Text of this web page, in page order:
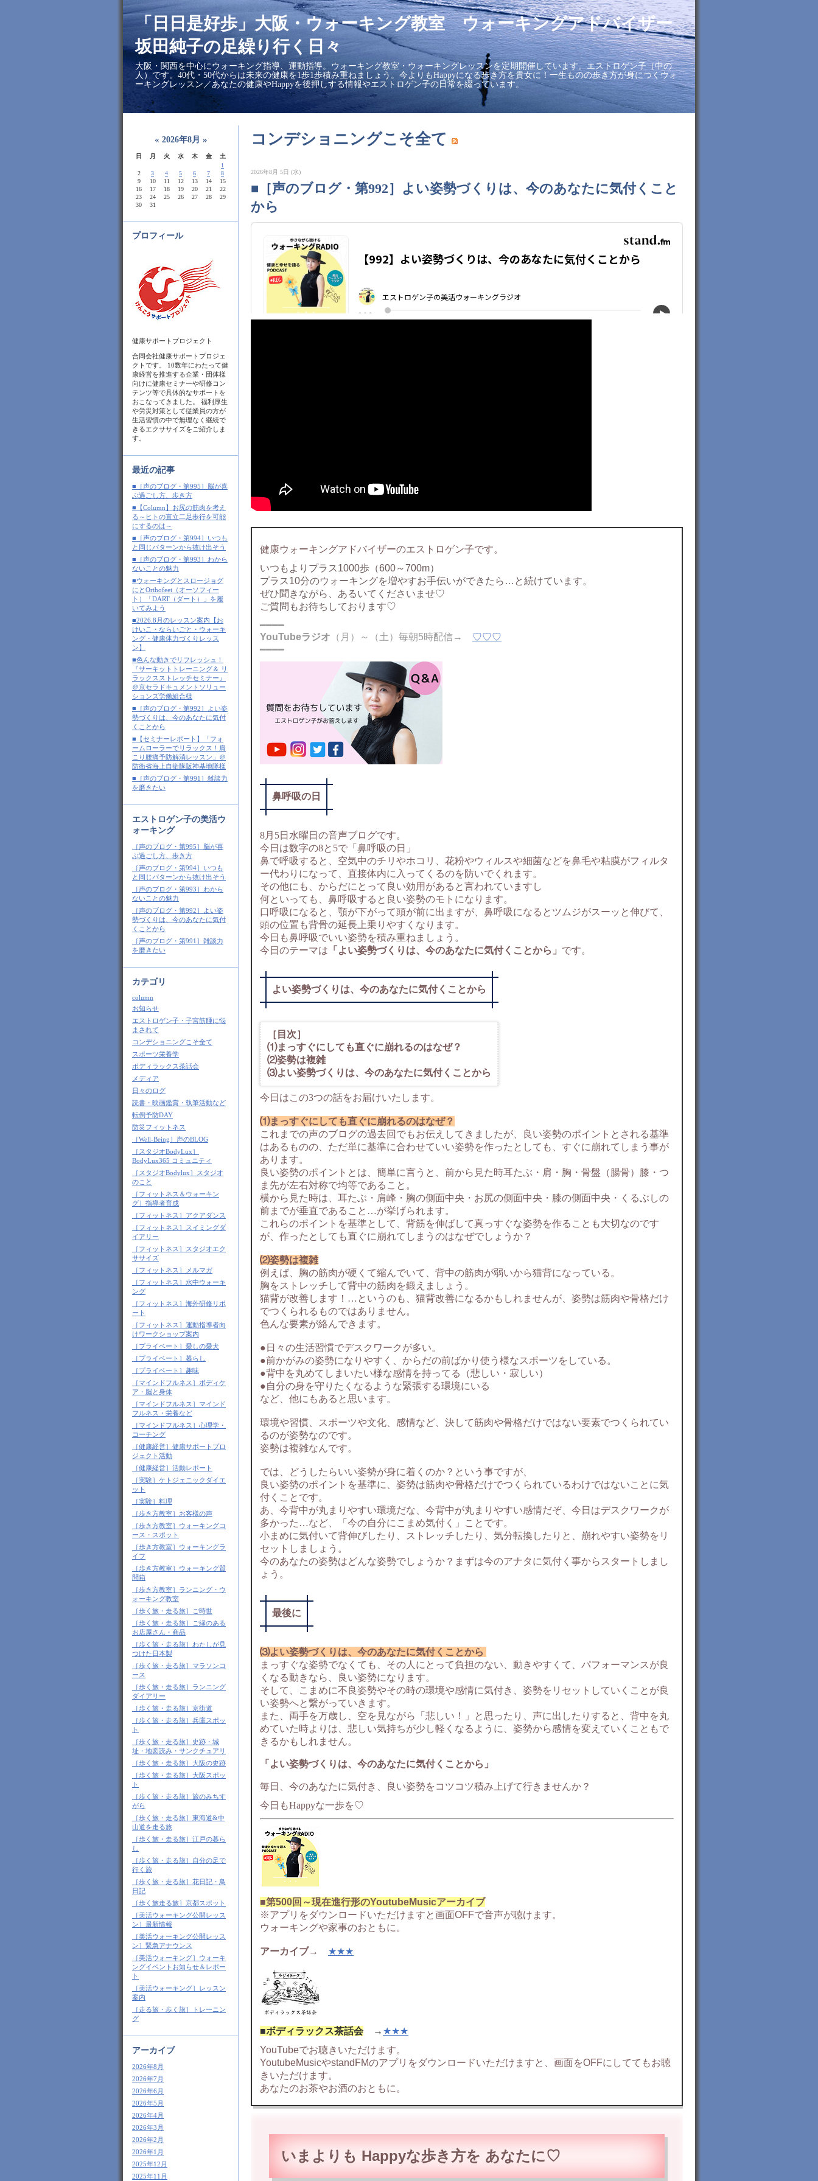
「日日是好歩」大阪・ウォーキング教室 ウォーキングアドバイザー
坂田純子の足繰り行く日々
大阪・関西を中心にウォーキング指導、運動指導。ウォーキング教室・ウォーキングレッスンを定期開催しています。エストロゲン子（中の
人）です。40代・50代からは未来の健康を1歩1歩積み重ねましょう。今よりもHappyになる歩き方を貴女に！一生ものの歩き方が身につくウォ
ーキングレッスン／あなたの健康やHappyを後押しする情報やエストロゲン子の日常を綴っています。
« 2026年8月 »
日 月 火 水 木 金
土
1
2
3 4 5 6 7
8
9
10 11 12 13 14
15
16
17 18 19 20 21
22
23
24 25 26 27 28
29
30
31
プロフィール
健康サポートプロジェクト
合同会社健康サポートプロジェ
クトです。 10数年にわたって健
康経営を推進する企業・団体様
向けに健康セミナーや研修コン
テンツ等で具体的なサポートを
おこなってきました。 福利厚生
や労災対策として従業員の方が
生活習慣の中で無理なく継続で
きるエクササイズをご紹介しま
す。
最近の記事
■［声のブログ・第995］脳が喜
ぶ過ごし方、歩き方
■【Column】お尻の筋肉を考え
る～ヒトの直立二足歩行を可能
にするのは～
■［声のブログ・第994］いつも
と同じパターンから抜け出そう
■［声のブログ・第993］わから
ないことの魅力
■ウォーキングとスロージョグ
にとOrthofeet（オーソフィー
ト）「DART（ダート）」を履
いてみよう
■2026.8月のレッスン案内【お
けいこ・ならいごと・ウォーキ
ング・健康体力づくりレッス
ン】
■色んな動きでリフレッシュ！
『サーキットトレーニング＆ リ
ラックスストレッチセミナー』
＠京セラドキュメントソリュー
ションズ労働組合様
■［声のブログ・第992］よい姿
勢づくりは、今のあなたに気付
くことから
■【セミナーレポート】「フォ
ームローラーでリラックス！肩
こり腰痛予防解消レッスン」＠
防衛省海上自衛隊阪神基地隊様
■［声のブログ・第991］雑談力
を磨きたい
エストロゲン子の美活ウ
ォーキング
［声のブログ・第995］脳が喜
ぶ過ごし方、歩き方
［声のブログ・第994］いつも
と同じパターンから抜け出そう
［声のブログ・第993］わから
ないことの魅力
［声のブログ・第992］よい姿
勢づくりは、今のあなたに気付
くことから
［声のブログ・第991］雑談力
を磨きたい
カテゴリ
column
お知らせ
エストロゲン子・子宮筋腫に悩
まされて
コンデショニングこそ全て
スポーツ栄養学
ボディラックス茶話会
メディア
日々のログ
読書・映画鑑賞・執筆活動など
転倒予防DAY
防災フィットネス
［Well-Being］声のBLOG
［スタジオBodyLux］
BodyLux365 コミュニティ
［スタジオBodylux］スタジオ
のこと
［フィットネス＆ウォーキン
グ］指導者育成
［フィットネス］アクアダンス
［フィットネス］スイミングダ
イアリー
［フィットネス］スタジオエク
ササイズ
［フィットネス］メルマガ
［フィットネス］水中ウォーキ
ング
［フィットネス］海外研修リポ
ート
［フィットネス］運動指導者向
けワークショップ案内
［プライベート］愛しの愛犬
［プライベート］暮らし
［プライベート］趣味
［マインドフルネス］ボディケ
ア・脳と身体
［マインドフルネス］マインド
フルネス・栄養など
［マインドフルネス］心理学・
コーチング
［健康経営］健康サポートプロ
ジェクト活動
［健康経営］活動レポート
［実験］ケトジェニックダイエ
ット
［実験］料理
［歩き方教室］お客様の声
［歩き方教室］ウォーキングコ
ース・スポット
［歩き方教室］ウォーキングラ
イフ
［歩き方教室］ウォーキング質
問箱
［歩き方教室］ランニング・ウ
ォーキング教室
［歩く旅・走る旅］ご時世
［歩く旅・走る旅］ご縁のある
お店屋さん・商品
［歩く旅・走る旅］わたしが見
つけた日本製
［歩く旅・走る旅］マラソンコ
ース
［歩く旅・走る旅］ランニング
ダイアリー
［歩く旅・走る旅］京街道
［歩く旅・走る旅］兵庫スポッ
ト
［歩く旅・走る旅］史跡・城
址・地図読み・サンクチュアリ
［歩く旅・走る旅］大阪の史跡
［歩く旅・走る旅］大阪スポッ
ト
［歩く旅・走る旅］旅のみちす
がら
［歩く旅・走る旅］東海道&中
山道を走る旅
［歩く旅・走る旅］江戸の暮ら
し
［歩く旅・走る旅］自分の足で
行く旅
［歩く旅・走る旅］花日記・鳥
日記
［歩く旅走る旅］京都スポット
［美活ウォーキング公開レッス
ン］最新情報
［美活ウォーキング公開レッス
ン］緊急アナウンス
［美活ウォーキング］ウォーキ
ングイベントお知らせ＆レポー
ト
［美活ウォーキング］レッスン
案内
［走る旅・歩く旅］トレーニン
グ
アーカイブ
2026年8月
2026年7月
2026年6月
2026年5月
2026年4月
2026年3月
2026年2月
2026年1月
2025年12月
2025年11月
コンデショニングこそ全て
2026年8月 5日 (水)
■［声のブログ・第992］よい姿勢づくりは、今のあなたに気付くこと
から
健康ウォーキングアドバイザーのエストロゲン子です。
いつもよりプラス1000歩（600～700m）
プラス10分のウォーキングを増やすお手伝いができたら…と続けています。
ぜひ聞きながら、あるいてくださいませ♡
ご質問もお待ちしております♡
━━━━
YouTubeラジオ （月）～（土）毎朝5時配信→ ♡♡♡
━━━━
鼻呼吸の日
8月5日水曜日の音声ブログです。
今日は数字の8と5で「鼻呼吸の日」
鼻で呼吸すると、空気中のチリやホコリ、花粉やウィルスや細菌などを鼻毛や粘膜がフィルタ
ー代わりになって、直接体内に入ってくるのを防いでくれます。
その他にも、からだにとって良い効用があると言われていますし
何といっても、鼻呼吸すると良い姿勢のモトになります。
口呼吸になると、顎が下がって頭が前に出ますが、鼻呼吸になるとツムジがスーッと伸びて、
頭の位置も背骨の延長上乗りやすくなります。
今日も鼻呼吸でいい姿勢を積み重ねましょう。
今日のテーマは 「よい姿勢づくりは、今のあなたに気付くことから」 です。
よい姿勢づくりは、今のあなたに気付くことから
［目次］
⑴まっすぐにしても直ぐに崩れるのはなぜ？
⑵姿勢は複雑
⑶よい姿勢づくりは、今のあなたに気付くことから
今日はこの3つの話をお届けいたします。
⑴まっすぐにしても直ぐに崩れるのはなぜ？
これまでの声のブログの過去回でもお伝えしてきましたが、良い姿勢のポイントとされる基準
はあるものの、ただ単に基準に合わせていい姿勢を作ったとしても、すぐに崩れてしまう事が
あります。
良い姿勢のポイントとは、簡単に言うと、前から見た時耳たぶ・肩・胸・骨盤（腸骨）膝・つ
ま先が左右対称で均等であること。
横から見た時は、耳たぶ・肩峰・胸の側面中央・お尻の側面中央・膝の側面中央・くるぶしの
前までが垂直であること…が挙げられます。
これらのポイントを基準として、背筋を伸ばして真っすぐな姿勢を作ることも大切なのです
が、作ったとしても直ぐに崩れてしまうのはなぜでしょうか？
⑵姿勢は複雑
例えば、胸の筋肉が硬くて縮んでいて、背中の筋肉が弱いから猫背になっている。
胸をストレッチして背中の筋肉を鍛えましょう。
猫背が改善します！…というのも、猫背改善になるかもしれませんが、姿勢は筋肉や骨格だけ
でつくられるものではありません。
色んな要素が絡んできます。
●日々の生活習慣でデスクワークが多い。
●前かがみの姿勢になりやすく、からだの前ばかり使う様なスポーツをしている。
●背中を丸めてしまいたい様な感情を持ってる（悲しい・寂しい）
●自分の身を守りたくなるような緊張する環境にいる
など、他にもあると思います。
環境や習慣、スポーツや文化、感情など、決して筋肉や骨格だけではない要素でつくられてい
るのが姿勢なのです。
姿勢は複雑なんです。
では、どうしたらいい姿勢が身に着くのか？という事ですが、
良い姿勢のポイントを基準に、姿勢は筋肉や骨格だけでつくられているわけではないことに気
付くことです。
あ、今背中が丸まりやすい環境だな、今背中が丸まりやすい感情だぞ、今日はデスクワークが
多かった…など、「今の自分にこまめ気付く」ことです。
小まめに気付いて背伸びしたり、ストレッチしたり、気分転換したりと、崩れやすい姿勢をリ
セットしましょう。
今のあなたの姿勢はどんな姿勢でしょうか？まずは今のアナタに気付く事からスタートしまし
ょう。
最後に
⑶よい姿勢づくりは、今のあなたに気付くことから
まっすぐな姿勢でなくても、その人にとって負担のない、動きやすくて、パフォーマンスが良
くなる動きなら、良い姿勢になります。
そして、こまめに不良姿勢やその時の環境や感情に気付き、姿勢をリセットしていくことが良
い姿勢へと繋がっていきます。
また、両手を万歳し、空を見ながら「悲しい！」と思ったり、声に出したりすると、背中を丸
めていた時よりは、悲しい気持ちが少し軽くなるように、姿勢から感情を変えていくこともで
きるかもしれません。
「よい姿勢づくりは、今のあなたに気付くことから」
毎日、今のあなたに気付き、良い姿勢をコツコツ積み上げて行きませんか？
今日もHappyな一歩を♡
■第500回～現在進行形のYoutubeMusicアーカイブ
※アプリをダウンロードいただけますと画面OFFで音声が聴けます。
ウォーキングや家事のおともに。
アーカイブ→ ★★★
■ボディラックス茶話会 → ★★★
YouTubeでお聴きいただけます。
YoutubeMusicやstandFMのアプリをダウンロードいただけますと、画面をOFFにしててもお聴
きいただけます。
あなたのお茶やお酒のおともに。
いまよりも Happyな歩き方を あなたに♡